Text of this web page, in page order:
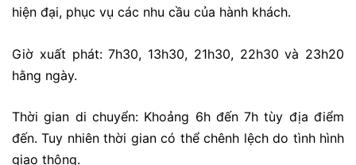
hiện đại, phục vụ các nhu cầu của hành khách.
Giờ xuất phát: 7h30, 13h30, 21h30, 22h30 và 23h20
hằng ngày.
Thời gian di chuyển: Khoảng 6h đến 7h tùy địa điểm
đến. Tuy nhiên thời gian có thể chênh lệch do tình hình
giao thông.